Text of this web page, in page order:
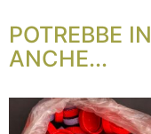
POTREBBE
ANCHE...